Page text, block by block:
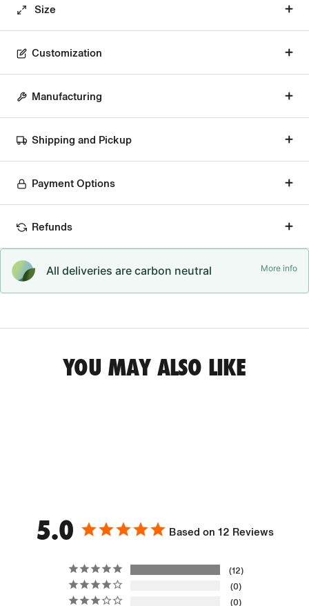
Size
Customization
Manufacturing
Shipping and Pickup
Payment Options
Refunds
All deliveries are carbon neutral More info
YOU MAY ALSO LIKE
5.0 Based on 12 Reviews
12
0
0